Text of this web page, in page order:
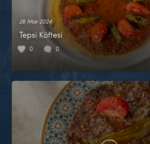
26 Mar 2024
Tepsi Köftesi
0 0